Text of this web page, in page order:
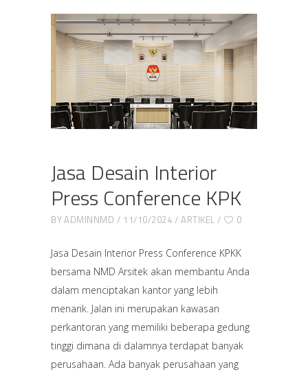
Jasa Desain Interior
Press Conference KPK
BYADMINNMD 11/10/2024 ARTIKEL 0
Jasa Desain Interior Press Conference KPKK
bersama NMD Arsitek akan membantu Anda
dalam menciptakan kantor yang lebih
menarik. Jalan ini merupakan kawasan
perkantoran yang memiliki beberapa gedung
tinggi dimana di dalamnya terdapat banyak
perusahaan. Ada banyak perusahaan yang